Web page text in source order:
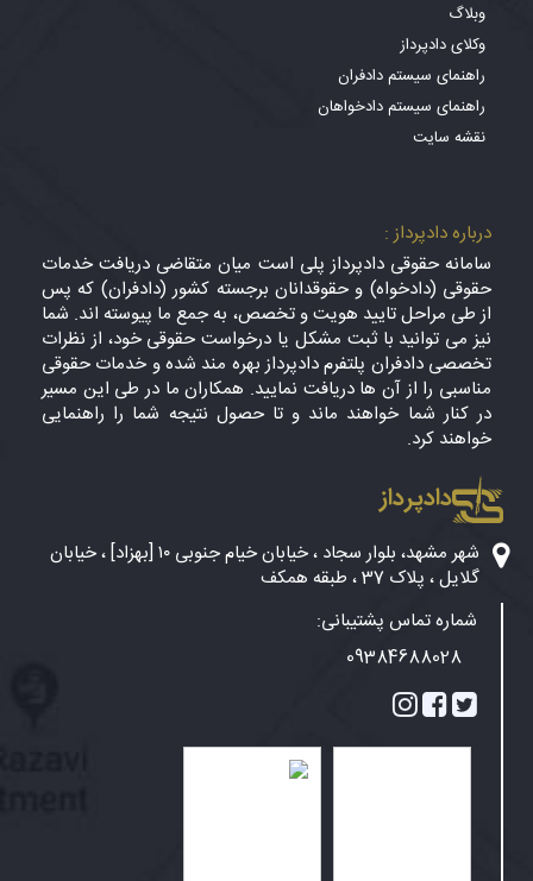
وبلاگ
وکلای دادپرداز
راهنمای سیستم دادفران
راهنمای سیستم دادخواهان
نقشه سایت
درباره دادپرداز :
سامانه حقوقی دادپرداز پلی است میان متقاضی دریافت خدمات
حقوقی (دادخواه) و حقوقدانان برجسته کشور (دادفران) که پس
از طی مراحل تایید هویت و تخصص، به جمع ما پیوسته اند. شما
نیز می توانید با ثبت مشکل یا درخواست حقوقی خود، از نظرات
تخصصی دادفران پلتفرم دادپرداز بهره مند شده و خدمات حقوقی
مناسبی را از آن ها دریافت نمایید. همکاران ما در طی این مسیر
در کنار شما خواهند ماند و تا حصول نتیجه شما را راهنمایی
خواهند کرد.
دادپرداز
شهر مشهد، بلوار سجاد ، خیابان خیام جنوبی ۱۰ [بهزاد] ، خیابان
گلایل ، پلاک 37 ، طبقه همکف
شماره تماس پشتیبانی:
09384688028